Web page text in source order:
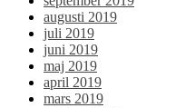
augusti 2019
juli 2019
juni 2019
maj 2019
april 2019
mars 2019